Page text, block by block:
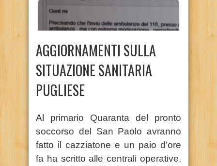
AGGIORNAMENTI SULLA
SITUAZIONE SANITARIA
PUGLIESE
Al primario Quaranta del pronto
soccorso del San Paolo avranno
fatto il cazziatone e un paio d’ore
fa ha scritto alle centrali operative,